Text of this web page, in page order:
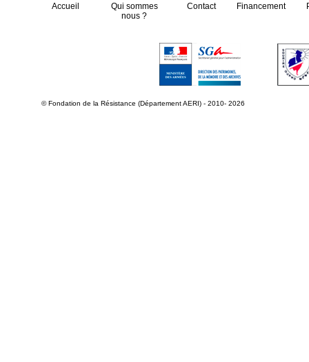
Accueil
Qui sommes
nous ?
Contact Financement
© Fondation de la Résistance (Département AERI) - 2010- 2026